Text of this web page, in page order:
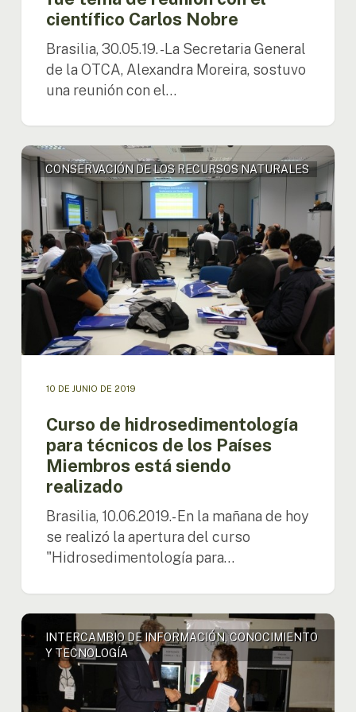
científico Carlos Nobre
Brasilia, 30.05.19. -La Secretaria General
de la OTCA, Alexandra Moreira, sostuvo
una reunión con el…
Curso
hidrosedimentología
para
técnicos
de
los
Países
Miembros
está
siendo
realizado
CONSERVACIÓN DE LOS RECURSOS NATURALES
10 DE JUNIO DE 2019
Curso de hidrosedimentología
para técnicos de los Países
Miembros está siendo
realizado
Brasilia, 10.06.2019.- En la mañana de hoy
se realizó la apertura del curso
"Hidrosedimentología para…
OTCA
e
IAI
memorándum
de
INTERCAMBIO DE INFORMACIÓN, CONOCIMIENTO
Y TECNOLOGÍA